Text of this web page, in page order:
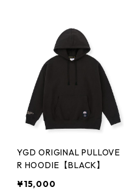
YGD ORIGINAL PULLOVE
R HOODIE【BLACK】
¥15,000